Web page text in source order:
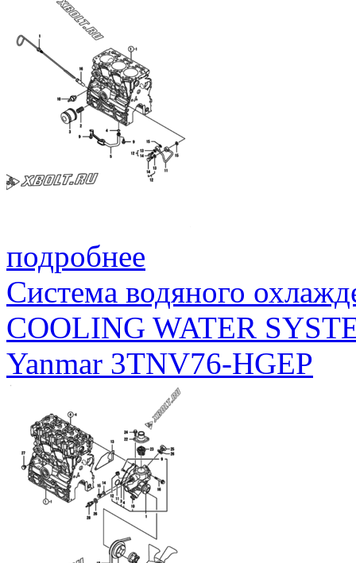
подробнее
Система водяного
COOLING WATER
Yanmar 3TNV76-HGEP